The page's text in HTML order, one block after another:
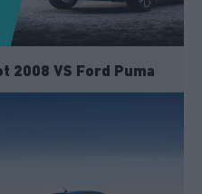
2008 VS Ford Puma